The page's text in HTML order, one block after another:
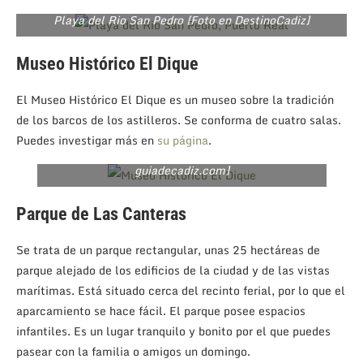
Playa del Rio San Pedro [Foto en DestinoCadiz]
Museo Histórico El Dique
El Museo Histórico El Dique es un museo sobre la tradición
de los barcos de los astilleros. Se conforma de cuatro salas.
Puedes investigar más en su página.
guiadecadiz.com]
Parque de Las Canteras
Se trata de un parque rectangular, unas 25 hectáreas de
parque alejado de los edificios de la ciudad y de las vistas
marítimas. Está situado cerca del recinto ferial, por lo que el
aparcamiento se hace fácil. El parque posee espacios
infantiles. Es un lugar tranquilo y bonito por el que puedes
pasear con la familia o amigos un domingo.